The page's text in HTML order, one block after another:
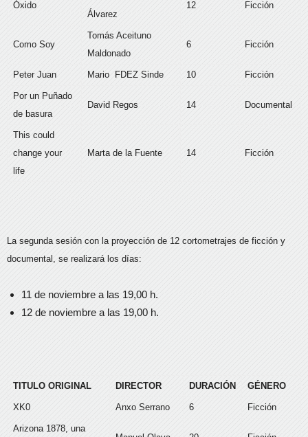
Óxido
Álvarez
12 Ficción
Como Soy
Tomás Aceituno
Maldonado
6 Ficción
Peter Juan Mario FDEZ Sinde 10 Ficción
Por un Puñado
de basura
David Regos 14 Documental
This could
change your
life
Marta de la Fuente 14 Ficción
La segunda sesión con la proyección de 12 cortometrajes de ficción y
documental, se realizará los días:
11 de noviembre a las 19,00 h.
12 de noviembre a las 19,00 h.
TITULO ORIGINAL DIRECTOR DURACIÓN GÉNERO
XK0 Anxo Serrano 6 Ficción
Arizona 1878, una